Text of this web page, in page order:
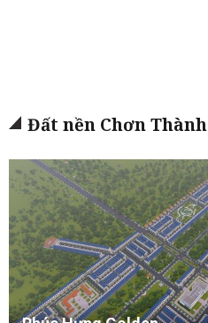
Đất nền Chơn Thành